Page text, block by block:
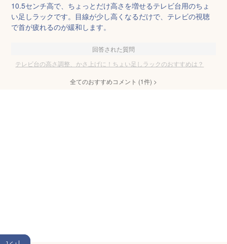
10.5センチ高で、ちょっとだけ高さを増せるテレビ台用のちょ
い足しラックです。目線が少し高くなるだけで、テレビの視聴
で首が疲れるのが緩和します。
回答された質問
テレビ台の高さ調整、かさ上げに！ちょい足しラックのおすすめは？
全てのおすすめコメント (1件) >